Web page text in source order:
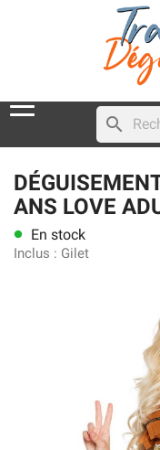
search
ANS LOVE
lens En stock
Inclus : Gilet